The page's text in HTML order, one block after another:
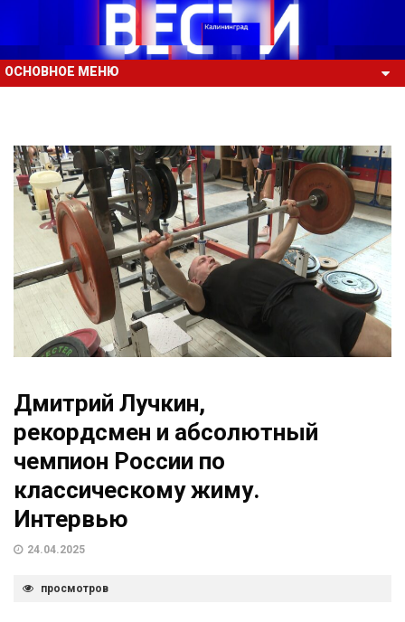
ОСНОВНОЕ МЕНЮ
Дмитрий Лучкин,
рекордсмен и абсолютный
чемпион России по
классическому жиму.
Интервью
24.04.2025
просмотров